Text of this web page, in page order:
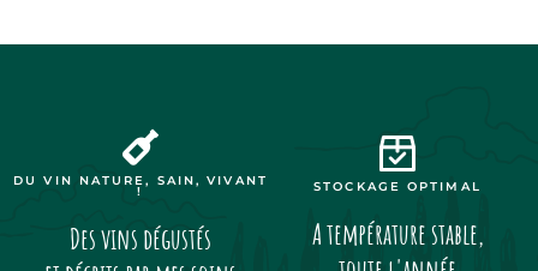
DU VIN NATURE, SAIN, VIVANT
!
Des vins dégustés
STOCKAGE OPTIMAL
A température stable,